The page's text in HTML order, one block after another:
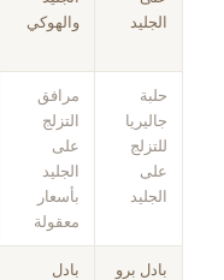
الجليد
والهوكي
حلبة
جاليريا
للتزلج
على
الجليد
مرافق
التزلج
على
الجليد
بأسعار
معقولة
بادل برو
بادل